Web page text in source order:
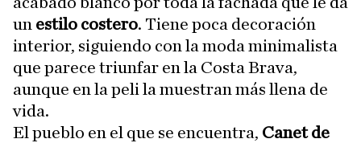
un estilo costero. Tiene poca decoración
interior, siguiendo con la moda minimalista
que parece triunfar en la Costa Brava,
aunque en la peli la muestran más llena de
vida.
El pueblo en el que se encuentra, Canet de